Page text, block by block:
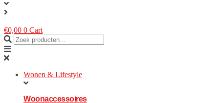
€0,00 0 Cart
Wonen & Lifestyle
Woonaccessoires